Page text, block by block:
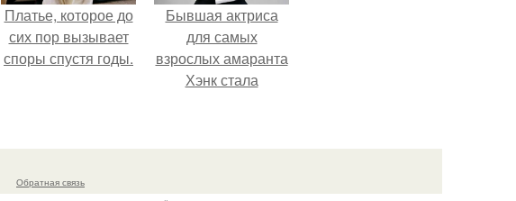
Платье, которое до
сих пор вызывает
споры спустя годы.
Бывшая актриса
для самых
взрослых амаранта
Хэнк стала
Обратная связь